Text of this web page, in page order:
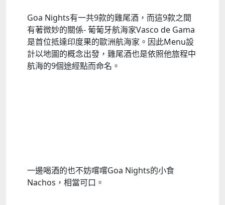
Goa Nights有一共9款的雞尾酒，而這9款之間
有著微妙的關係- 葡葡牙航海家Vasco de Gama
是首位抵達印度果的歐洲航海家。因此Menu設
計以地圖的概念出發，雞尾酒也是依照他旅程中
航海的9個途經點而命名。
一邊喝酒的也不妨嚐嚐Goa Nights的小食
Nachos，相當可口。